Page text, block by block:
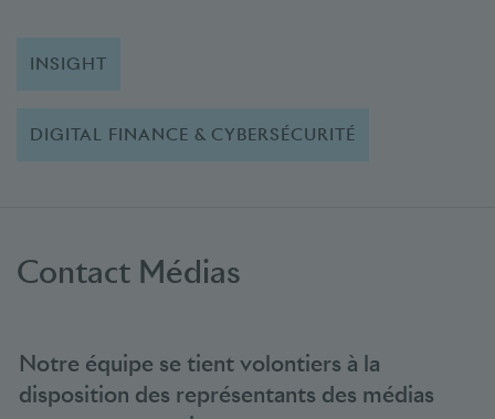
INSIGHT
DIGITAL FINANCE & CYBERSÉCURITÉ
Contact Médias
Notre équipe se tient volontiers à la
disposition des représentants des médias